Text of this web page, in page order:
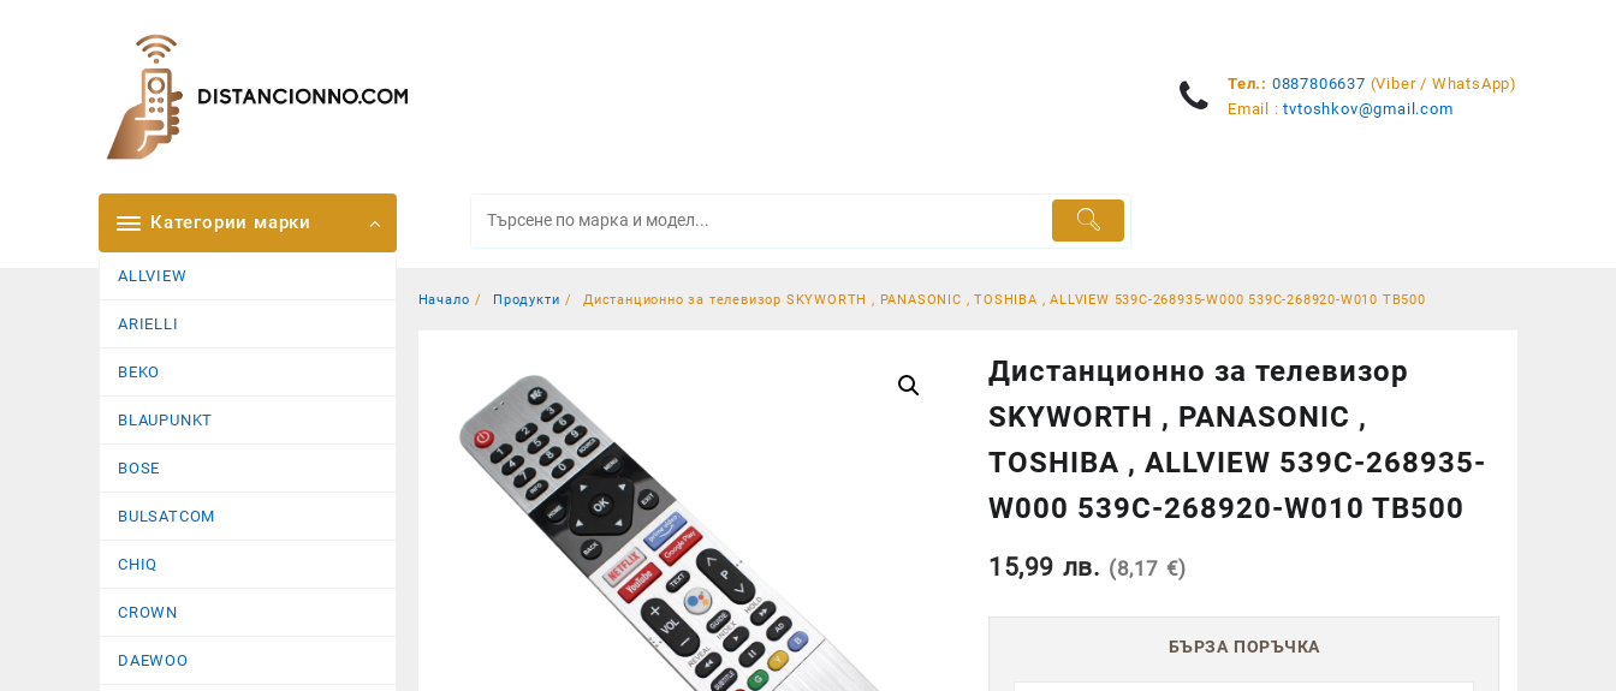
Тел.: 0887806637 (Viber / WhatsApp)
Email :tvtoshkov@gmail.com
Категории марки
ALLVIEW
ARIELLI
BEKO
BLAUPUNKT
BOSE
BULSATCOM
CHIQ
CROWN
DAEWOO
Начало Продукти Дистанционно за телевизор SKYWORTH , PANASONIC , TOSHIBA , ALLVIEW 539C-268935-W000 539C-268920-W010 TB500
Дистанционно за телевизор
SKYWORTH , PANASONIC ,
TOSHIBA , ALLVIEW 539C-268935-
W000 539C-268920-W010 TB500
15,99 лв. (8,17 €)
БЪРЗА ПОРЪЧКА